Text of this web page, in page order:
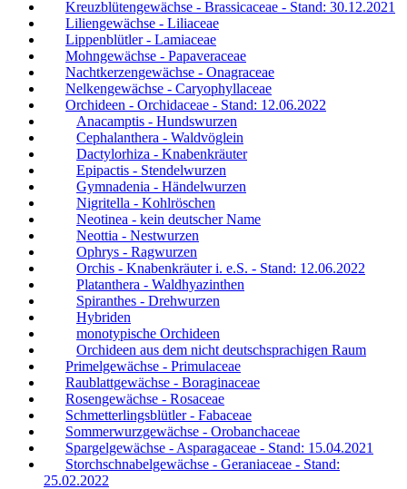
Kreuzblütengewächse - Brassicaceae - Stand: 30.12.2021
Liliengewächse - Liliaceae
Lippenblütler - Lamiaceae
Mohngewächse - Papaveraceae
Nachtkerzengewächse - Onagraceae
Nelkengewächse - Caryophyllaceae
Orchideen - Orchidaceae - Stand: 12.06.2022
Anacamptis - Hundswurzen
Cephalanthera - Waldvöglein
Dactylorhiza - Knabenkräuter
Epipactis - Stendelwurzen
Gymnadenia - Händelwurzen
Nigritella - Kohlröschen
Neotinea - kein deutscher Name
Neottia - Nestwurzen
Ophrys - Ragwurzen
Orchis - Knabenkräuter i. e.S. - Stand: 12.06.2022
Platanthera - Waldhyazinthen
Spiranthes - Drehwurzen
Hybriden
monotypische Orchideen
Orchideen aus dem nicht deutschsprachigen Raum
Primelgewächse - Primulaceae
Raublattgewächse - Boraginaceae
Rosengewächse - Rosaceae
Schmetterlingsblütler - Fabaceae
Sommerwurzgewächse - Orobanchaceae
Spargelgewächse - Asparagaceae - Stand: 15.04.2021
Storchschnabelgewächse - Geraniaceae - Stand:
25.02.2022